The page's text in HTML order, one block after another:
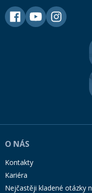
O NÁS
Kontakty
Kariéra
Nejčastěji kladené otázky